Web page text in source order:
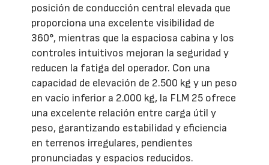
posición de conducción central elevada que
proporciona una excelente visibilidad de
360°, mientras que la espaciosa cabina y los
controles intuitivos mejoran la seguridad y
reducen la fatiga del operador. Con una
capacidad de elevación de 2.500 kg y un peso
en vacío inferior a 2.000 kg, la FLM 25 ofrece
una excelente relación entre carga útil y
peso, garantizando estabilidad y eficiencia
en terrenos irregulares, pendientes
pronunciadas y espacios reducidos.